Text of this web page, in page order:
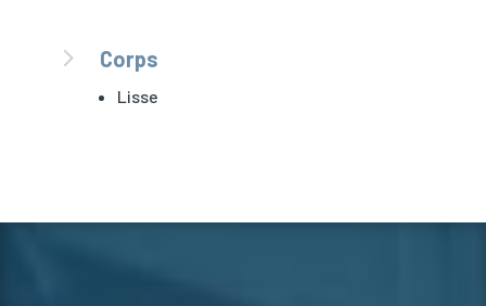
5 Corps
Lisse